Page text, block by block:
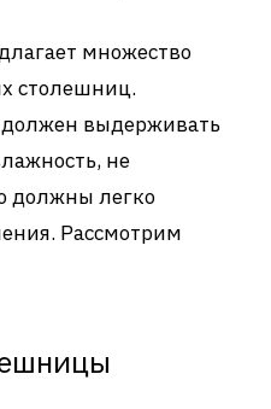
множество
столешниц.
выдерживать
не
должны легко
Рассмотрим